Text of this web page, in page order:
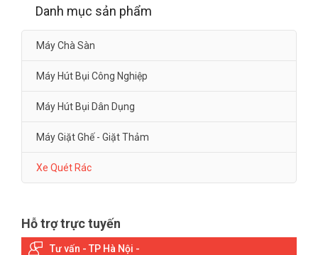
Danh mục sản phẩm
Máy Chà Sàn
Máy Hút Bụi Công Nghiệp
Máy Hút Bụi Dân Dụng
Máy Giặt Ghế - Giặt Thảm
Xe Quét Rác
Hỗ trợ trực tuyến
Tư vấn - TP Hà Nội -